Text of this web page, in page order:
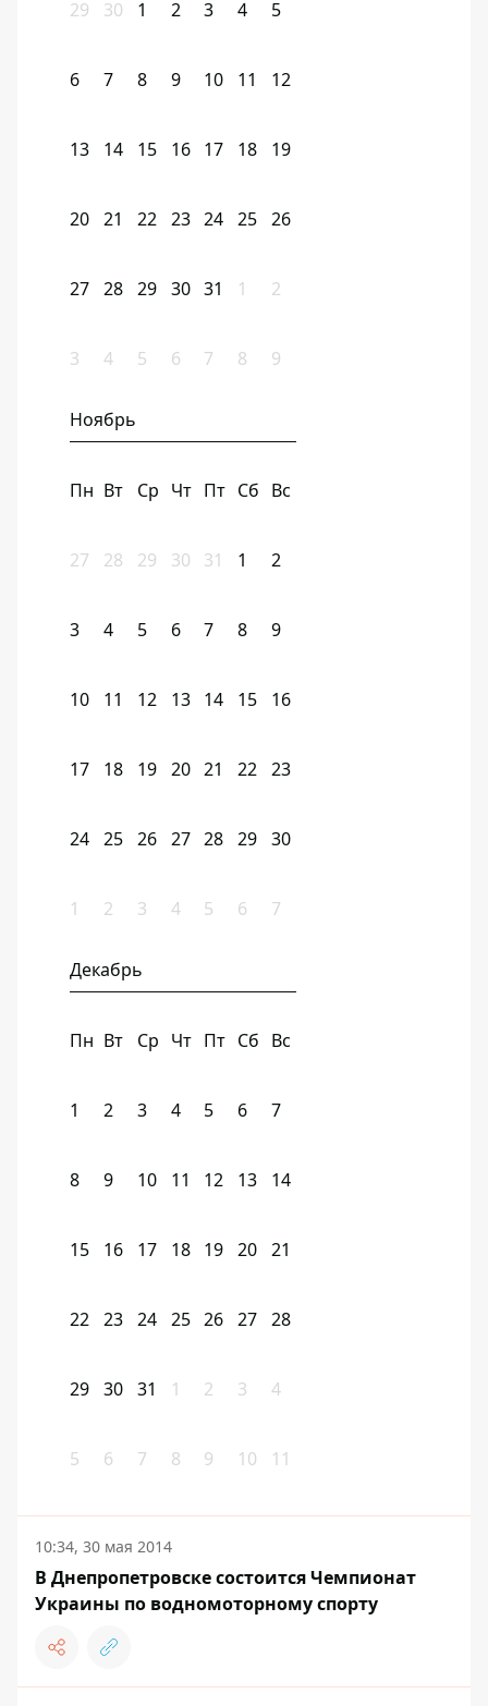
29 30 1 2 3 4 5
6 7 8 9 10 11 12
13 14 15 16 17 18 19
20 21 22 23 24 25 26
27 28 29 30 31 1 2
3 4 5 6 7 8 9
Ноябрь
Пн Вт Ср Чт Пт Сб Вс
27 28 29 30 31 1 2
3 4 5 6 7 8 9
10 11 12 13 14 15 16
17 18 19 20 21 22 23
24 25 26 27 28 29 30
1 2 3 4 5 6 7
Декабрь
Пн Вт Ср Чт Пт Сб Вс
1 2 3 4 5 6 7
8 9 10 11 12 13 14
15 16 17 18 19 20 21
22 23 24 25 26 27 28
29 30 31 1 2 3 4
5 6 7 8 9 10 11
10:34, 30 мая 2014
В Днепропетровске состоится Чемпионат
Украины по водномоторному спорту